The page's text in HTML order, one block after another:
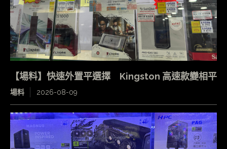
【場料】快速外置平選擇 Kingston 高速款變相平
場料 2026-08-09